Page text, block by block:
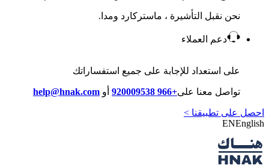
نحن نقبل التأشيرة ، ماستركارد ومدا.
دعم العملاء
على استعداد للإجابة على جميع استفساراتك
تواصل معنا على+966 920009538 أو help@hnak.com
احصل على تطبيقنا >
ENEnglish